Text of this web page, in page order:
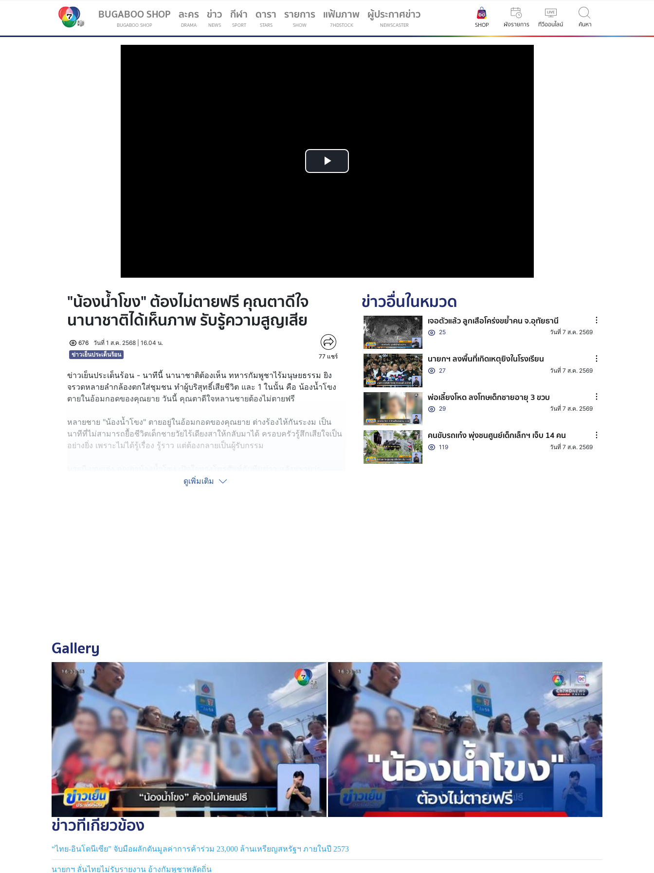
BUGABOO SHOP
BUGABOO SHOP
ละคร
DRAMA
ข่าว
NEWS
กีฬา
SPORT
(current)
ดารา
STARS
รายการ
SHOW
แฟ้มภาพ
7HDSTOCK
ผู้ประกาศข่าว
NEWSCASTER SHOP ผังรายการ ทีวีออนไลน์ ค้นหา
Play
"น้องน้ำโขง" ต้องไม่ตายฟรี คุณตาดีใจ
นานาชาติได้เห็นภาพ รับรู้ความสูญเสีย
676
วันที่ 1 ส.ค. 2568 | 16.04 น.
ข่าวเย็นประเด็นร้อน
77 แชร์
ข่าวเย็นประเด็นร้อน - นาทีนี้ นานาชาติต้องเห็น ทหารกัมพูชาไร้มนุษยธรรม ยิง
จรวดหลายลำกล้องตกใส่ชุมชน ทำผู้บริสุทธิ์เสียชีวิต และ 1 ในนั้น คือ น้องน้ำโขง
ตายในอ้อมกอดของคุณยาย วันนี้ คุณตาดีใจหลานชายต้องไม่ตายฟรี
หลายชาย "น้องน้ำโขง" ตายอยู่ในอ้อมกอดของคุณยาย ต่างร้องไห้กันระงม เป็น
นาทีที่ไม่สามารถยื้อชีวิตเด็กชายวัยไร้เดียงสาให้กลับมาได้ ครอบครัวรู้สึกเสียใจเป็น
อย่างยิ่ง เพราะไม่ได้รู้เรื่อง รู้ราว แต่ต้องกลายเป็นผู้รับกรรม
กองทัพบก ได้โชว์ภาพความเสียหาย ขณะที่ น้องน้ำโขง หลานชาย อายุ 8 ขวบ
ดูเพิ่มเติม
ข่าวอื่นในหมวด
เจอตัวแล้ว ลูกเสือโคร่งขย้ำคน จ.อุทัยธานี
25 วันที่ 7 ส.ค. 2569
นายกฯ ลงพื้นที่เกิดเหตุยิงในโรงเรียน
27 วันที่ 7 ส.ค. 2569
พ่อเลี้ยงโหด ลงโทษเด็กชายอายุ 3 ขวบ
29 วันที่ 7 ส.ค. 2569
คนขับรถเก๋ง พุ่งชนศูนย์เด็กเล็กฯ เจ็บ 14 คน
119 วันที่ 7 ส.ค. 2569
Gallery
ข่าวที่เกี่ยวข้อง
“ไทย-อินโดนีเซีย” จับมือผลักดันมูลค่าการค้าร่วม 23,000 ล้านเหรียญสหรัฐฯ ภายในปี 2573
นายกฯ ลั่นไทยไม่รับรายงาน อ้างกัมพูชาพลัดถิ่น